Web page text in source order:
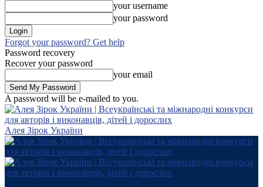
your username
your password
Forgot your password? Get help
Password recovery
Recover your password
your email
A password will be e-mailed to you.
Алея Зірок України